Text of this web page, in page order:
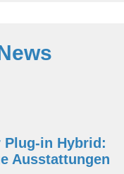
Plug-in Hybrid:
Ausstattungen